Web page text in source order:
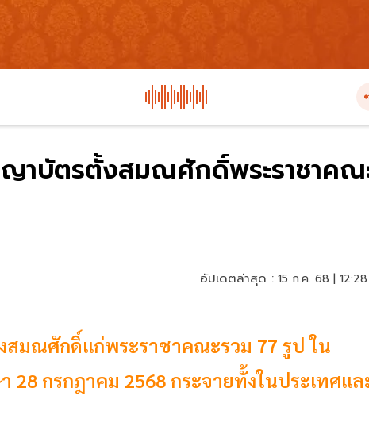
ญาบัตรตั้งสมณศักดิ์พระราชาคณ
อัปเดตล่าสุด : 15 ก.ค. 68 |
มณศักดิ์แก่พระราชาคณะรวม 77 รูป ใน
กรกฎาคม 2568 กระจายทั้งในประเทศแล